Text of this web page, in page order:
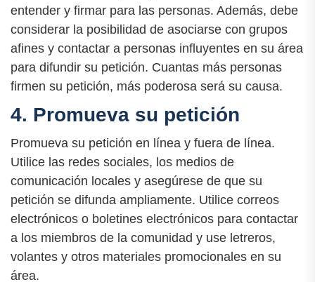
entender y firmar para las personas. Además, debe
considerar la posibilidad de asociarse con grupos
afines y contactar a personas influyentes en su área
para difundir su petición. Cuantas más personas
firmen su petición, más poderosa será su causa.
4. Promueva su petición
Promueva su petición en línea y fuera de línea.
Utilice las redes sociales, los medios de
comunicación locales y asegúrese de que su
petición se difunda ampliamente. Utilice correos
electrónicos o boletines electrónicos para contactar
a los miembros de la comunidad y use letreros,
volantes y otros materiales promocionales en su
área.